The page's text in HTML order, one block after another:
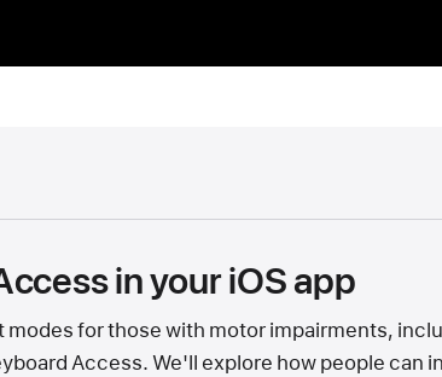
in your iOS app
modes for those with motor impairments,
Access. We'll explore how people can